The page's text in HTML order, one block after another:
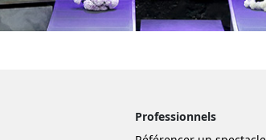
Professionnels